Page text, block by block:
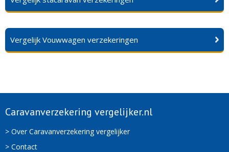
Vergelijk Vouwwagen verzekeringen
Caravanverzekering vergelijker.nl
> Over Caravanverzekering vergelijker
> Contact